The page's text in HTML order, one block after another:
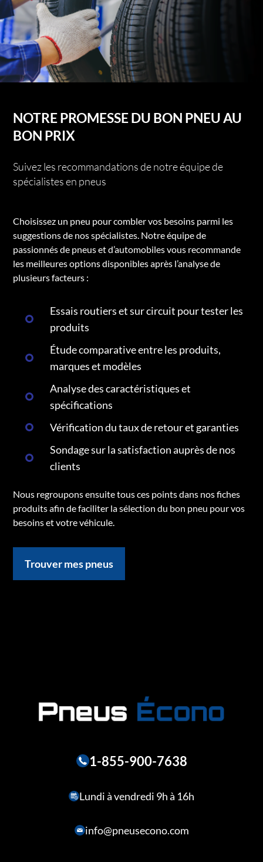
NOTRE PROMESSE DU BON PNEU AU
BON PRIX
Suivez les recommandations de notre équipe de
spécialistes en pneus
Choisissez un pneu pour combler vos besoins parmi les
suggestions de nos spécialistes. Notre équipe de
passionnés de pneus et d’automobiles vous recommande
les meilleures options disponibles après l’analyse de
plusieurs facteurs :
Essais routiers et sur circuit pour tester les
produits
Étude comparative entre les produits,
marques et modèles
Analyse des caractéristiques et
spécifications
Vérification du taux de retour et garanties
Sondage sur la satisfaction auprès de nos
clients
Nous regroupons ensuite tous ces points dans nos fiches
produits afin de faciliter la sélection du bon pneu pour vos
besoins et votre véhicule.
Trouver mes pneus
1-855-900-7638
Lundi à vendredi 9h à 16h
info@pneusecono.com